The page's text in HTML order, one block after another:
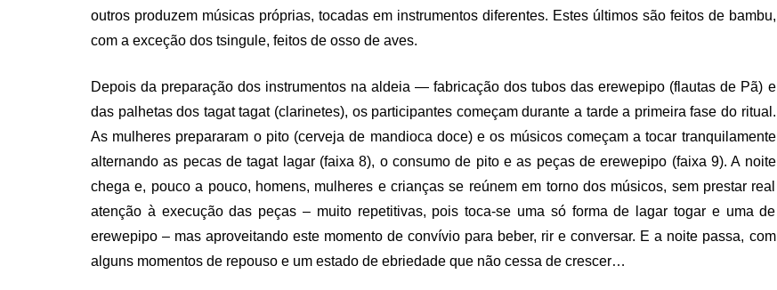
outros produzem músicas próprias, tocadas em instrumentos diferentes. Estes últimos são feitos de bambu,
com a exceção dos tsingule, feitos de osso de aves.
Depois da preparação dos instrumentos na aldeia — fabricação dos tubos das erewepipo (flautas de Pã) e
das palhetas dos tagat tagat (clarinetes), os participantes começam durante a tarde a primeira fase do ritual.
As mulheres prepararam o pito (cerveja de mandioca doce) e os músicos começam a tocar tranquilamente
alternando as pecas de tagat lagar (faixa 8), o consumo de pito e as peças de erewepipo (faixa 9). A noite
chega e, pouco a pouco, homens, mulheres e crianças se reúnem em torno dos músicos, sem prestar real
atenção à execução das peças – muito repetitivas, pois toca-se uma só forma de lagar togar e uma de
erewepipo – mas aproveitando este momento de convívio para beber, rir e conversar. E a noite passa, com
alguns momentos de repouso e um estado de ebriedade que não cessa de crescer…